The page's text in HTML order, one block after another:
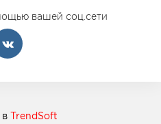
вашей соц.сети
в TrendSoft